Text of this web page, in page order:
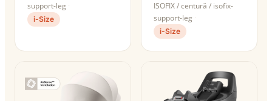
support-leg
i-Size
ISOFIX / centură / isofix-
support-leg
i-Size